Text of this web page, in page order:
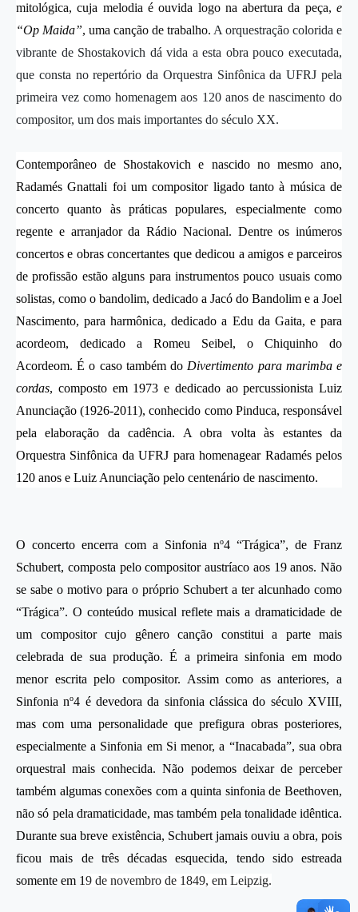
mitológica, cuja melodia é ouvida logo na abertura da peça, e
“Op Maida”, uma canção de trabalho. A orquestração colorida e
vibrante de Shostakovich dá vida a esta obra pouco executada,
que consta no repertório da Orquestra Sinfônica da UFRJ pela
primeira vez como homenagem aos 120 anos de nascimento do
compositor, um dos mais importantes do século XX.
Contemporâneo de Shostakovich e nascido no mesmo ano,
Radamés Gnattali foi um compositor ligado tanto à música de
concerto quanto às práticas populares, especialmente como
regente e arranjador da Rádio Nacional. Dentre os inúmeros
concertos e obras concertantes que dedicou a amigos e parceiros
de profissão estão alguns para instrumentos pouco usuais como
solistas, como o bandolim, dedicado a Jacó do Bandolim e a Joel
Nascimento, para harmônica, dedicado a Edu da Gaita, e para
acordeom, dedicado a Romeu Seibel, o Chiquinho do
Acordeom. É o caso também do Divertimento para marimba e
cordas, composto em 1973 e dedicado ao percussionista Luiz
Anunciação (1926-2011), conhecido como Pinduca, responsável
pela elaboração da cadência. A obra volta às estantes da
Orquestra Sinfônica da UFRJ para homenagear Radamés pelos
120 anos e Luiz Anunciação pelo centenário de nascimento.
O concerto encerra com a Sinfonia no4 “Trágica”, de Franz
Schubert, composta pelo compositor austríaco aos 19 anos. Não
se sabe o motivo para o próprio Schubert a ter alcunhado como
“Trágica”. O conteúdo musical reflete mais a dramaticidade de
um compositor cujo gênero canção constitui a parte mais
celebrada de sua produção. É a primeira sinfonia em modo
menor escrita pelo compositor. Assim como as anteriores, a
Sinfonia no4 é devedora da sinfonia clássica do século XVIII,
mas com uma personalidade que prefigura obras posteriores,
especialmente a Sinfonia em Si menor, a “Inacabada”, sua obra
orquestral mais conhecida. Não podemos deixar de perceber
também algumas conexões com a quinta sinfonia de Beethoven,
não só pela dramaticidade, mas também pela tonalidade idêntica.
Durante sua breve existência, Schubert jamais ouviu a obra, pois
ficou mais de três décadas esquecida, tendo sido estreada
somente em 19 de novembro de 1849, em Leipzig.